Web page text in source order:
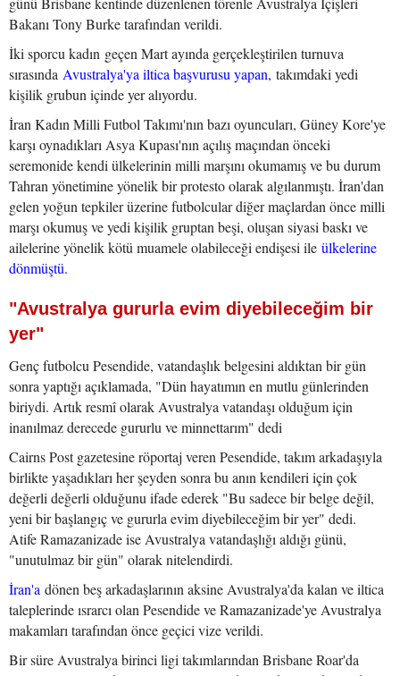
Bakanı Tony Burke tarafından verildi.
İki sporcu kadın geçen Mart ayında gerçekleştirilen turnuva
sırasında Avustralya'ya iltica başvurusu yapan, takımdaki yedi
kişilik grubun içinde yer alıyordu.
İran Kadın Milli Futbol Takımı'nın bazı oyuncuları, Güney Kore'ye
karşı oynadıkları Asya Kupası'nın açılış maçından önceki
seremonide kendi ülkelerinin milli marşını okumamış ve bu durum
Tahran yönetimine yönelik bir protesto olarak algılanmıştı. İran'dan
gelen yoğun tepkiler üzerine futbolcular diğer maçlardan önce milli
marşı okumuş ve yedi kişilik gruptan beşi, oluşan siyasi baskı ve
ailelerine yönelik kötü muamele olabileceği endişesi ile ülkelerine
dönmüştü.
"Avustralya gururla evim diyebileceğim bir
yer"
Genç futbolcu Pesendide, vatandaşlık belgesini aldıktan bir gün
sonra yaptığı açıklamada, "Dün hayatımın en mutlu günlerinden
biriydi. Artık resmî olarak Avustralya vatandaşı olduğum için
inanılmaz derecede gururlu ve minnettarım" dedi
Cairns Post gazetesine röportaj veren Pesendide, takım arkadaşıyla
birlikte yaşadıkları her şeyden sonra bu anın kendileri için çok
değerli değerli olduğunu ifade ederek "Bu sadece bir belge değil,
yeni bir başlangıç ve gururla evim diyebileceğim bir yer" dedi.
Atife Ramazanizade ise Avustralya vatandaşlığı aldığı günü,
"unutulmaz bir gün" olarak nitelendirdi.
İran'a dönen beş arkadaşlarının aksine Avustralya'da kalan ve iltica
taleplerinde ısrarcı olan Pesendide ve Ramazanizade'ye Avustralya
makamları tarafından önce geçici vize verildi.
Bir süre Avustralya birinci ligi takımlarından Brisbane Roar'da